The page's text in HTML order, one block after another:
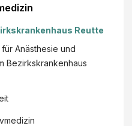
Reutte
Anästhesie und
Bezirkskrankenhaus